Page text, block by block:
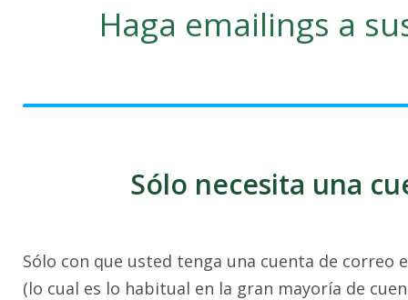
Haga emailings a
Sólo necesita una
Sólo con que usted tenga una cuenta de correo
(lo cual es lo habitual en la gran mayoría de